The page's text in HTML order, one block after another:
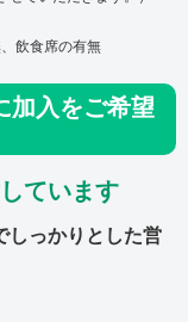
飲食席の有無
加入をご希望
ています
しっかりとした営